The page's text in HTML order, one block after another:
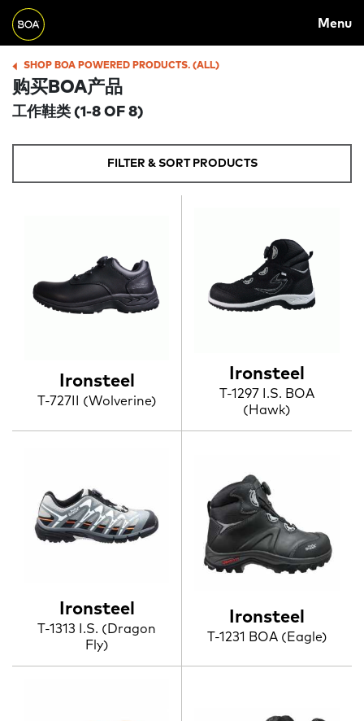
Skip to main content
A
I
A
V
Menu
B
R
D
M
SHOP BOA POWERED PRODUCTS. (ALL)
购买BOA产品
工作鞋类 (1-8 OF 8)
FILTER & SORT PRODUCTS
Ironsteel
T-727II (Wolverine)
Ironsteel
T-1297 I.S. BOA
(Hawk)
Ironsteel
T-1313 I.S. (Dragon
Fly)
Ironsteel
T-1231 BOA (Eagle)